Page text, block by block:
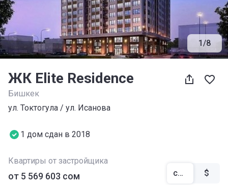
1/8
ЖК Elite Residence
Бишкек
ул. Токтогула / ул. Исанова
1 дом сдан в 2018
Квартиры от застройщика
от ‍5 569 603 сом сом $